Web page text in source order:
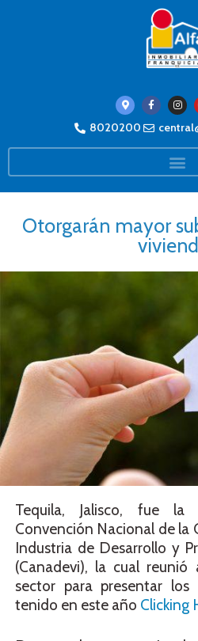
8020200
Otorgarán mayor
Tequila, Jalisco, fue
Convención Nacional de la
Industria de Desarrollo y
(Canadevi), la cual
sector para presentar
tenido en este año Clicking